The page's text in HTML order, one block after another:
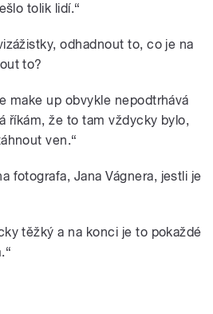
tolik lidí.“
odhadnout to, co je na
to?
make up obvykle nepodtrhává
říkám, že to tam vždycky bylo,
ven.“
fotografa, Jana Vágnera, jestli je
těžký a na konci je to pokaždé